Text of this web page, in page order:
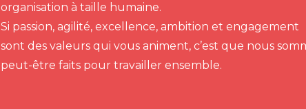
organisation à taille humaine.
Si passion, agilité, excellence, ambition et engagement
sont des valeurs qui vous animent, c’est que nous
peut-être faits pour travailler ensemble.